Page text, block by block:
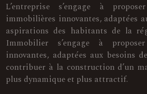
L’entreprise s’engage à
immobilières innovantes, adaptées
aspirations des habitants de la
Immobilier s’engage à
innovantes, adaptées aux besoins
contribuer à la construction d’un
plus dynamique et plus attractif.